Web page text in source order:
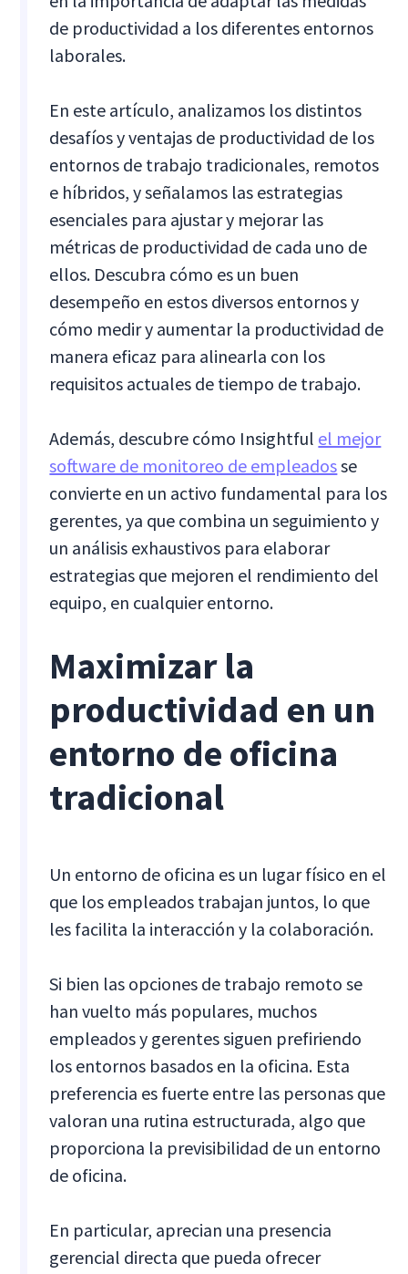
de productividad a los diferentes entornos
laborales.
En este artículo, analizamos los distintos
desafíos y ventajas de productividad de los
entornos de trabajo tradicionales, remotos
e híbridos, y señalamos las estrategias
esenciales para ajustar y mejorar las
métricas de productividad de cada uno de
ellos. Descubra cómo es un buen
desempeño en estos diversos entornos y
cómo medir y aumentar la productividad de
manera eficaz para alinearla con los
requisitos actuales de tiempo de trabajo.
Además, descubre cómo Insightful el mejor
software de monitoreo de empleadosse
convierte en un activo fundamental para los
gerentes, ya que combina un seguimiento y
un análisis exhaustivos para elaborar
estrategias que mejoren el rendimiento del
equipo, en cualquier entorno.
Maximizar la
productividad en un
entorno de oficina
tradicional
Un entorno de oficina es un lugar físico en el
que los empleados trabajan juntos, lo que
les facilita la interacción y la colaboración.
Si bien las opciones de trabajo remoto se
han vuelto más populares, muchos
empleados y gerentes siguen prefiriendo
los entornos basados en la oficina. Esta
preferencia es fuerte entre las personas que
valoran una rutina estructurada, algo que
proporciona la previsibilidad de un entorno
de oficina.
En particular, aprecian una presencia
gerencial directa que pueda ofrecer